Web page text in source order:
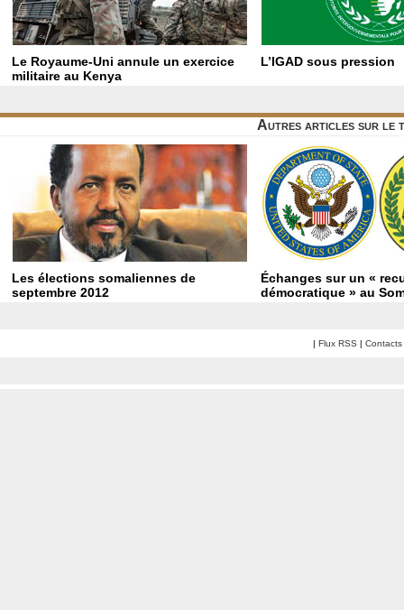
Le Royaume-Uni annule un exercice
militaire au Kenya
L’IGAD sous pression
Autres articles sur le
Les élections somaliennes de
septembre 2012
Échanges sur un «
démocratique » au
| Flux RSS | Contacts